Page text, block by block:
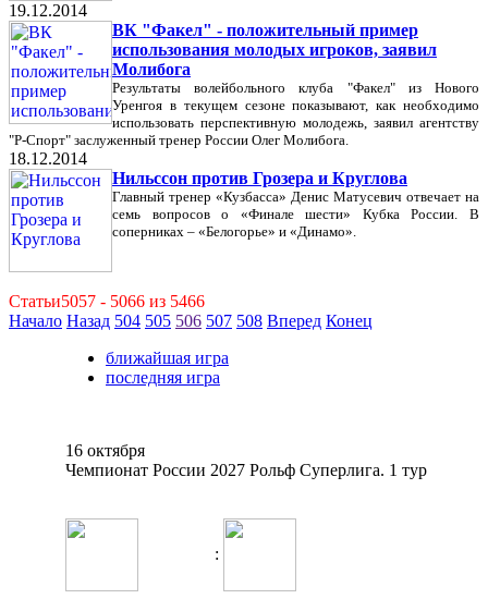
19.12.2014
ВК "Факел" - положительный пример
использования молодых игроков, заявил
Молибога
Результаты волейбольного клуба "Факел" из Нового
Уренгоя в текущем сезоне показывают, как необходимо
использовать перспективную молодежь, заявил агентству
"Р-Спорт" заслуженный тренер России Олег Молибога.
18.12.2014
Нильссон против Грозера и Круглова
Главный тренер «Кузбасса» Денис Матусевич отвечает на
семь вопросов о «Финале шести» Кубка России. В
соперниках – «Белогорье» и «Динамо».
Статьи5057 - 5066 из 5466
Начало Назад 504 505 506 507 508 Вперед Конец
ближайшая игра
последняя игра
16 октября
Чемпионат России 2027 Рольф Суперлига. 1 тур
: